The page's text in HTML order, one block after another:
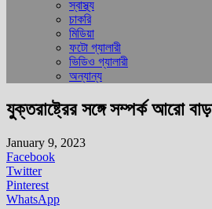
স্বাস্থ্য
চাকরি
মিডিয়া
ফটো গ্যালারী
ভিডিও গ্যালারী
অন্যান্য
যুক্তরাষ্ট্রের সঙ্গে সম্পর্ক আরো
January 9, 2023
Facebook
Twitter
Pinterest
WhatsApp